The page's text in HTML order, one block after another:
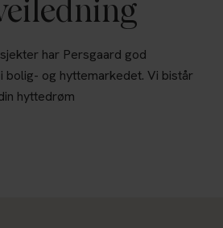
har Persgaard god
bolig- og hyttemarkedet. Vi bistår
hyttedrøm